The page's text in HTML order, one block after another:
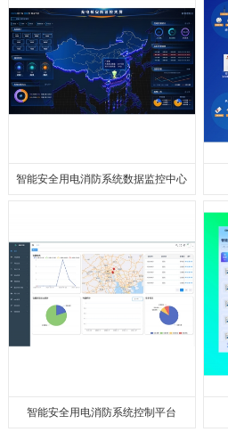
智能安全⽤电消防系统数据监控中⼼
智能安全⽤电消防系统控制平台